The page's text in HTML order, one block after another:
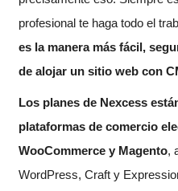
profesional te haga todo el
es la manera más fácil,
de alojar un sitio web con
Los planes de Nexcess
plataformas de comercio
WooCommerce y Magento,
WordPress, Craft y